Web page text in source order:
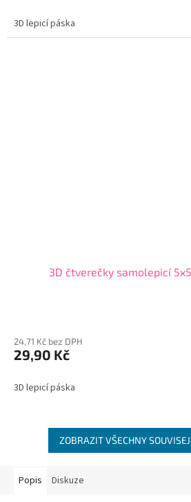
3D lepicí páska
3D čtverečky samolepicí
24,71 Kč bez DPH
29,90 Kč
3D lepicí páska
ZOBRAZIT VŠECHNY
Popis Diskuze